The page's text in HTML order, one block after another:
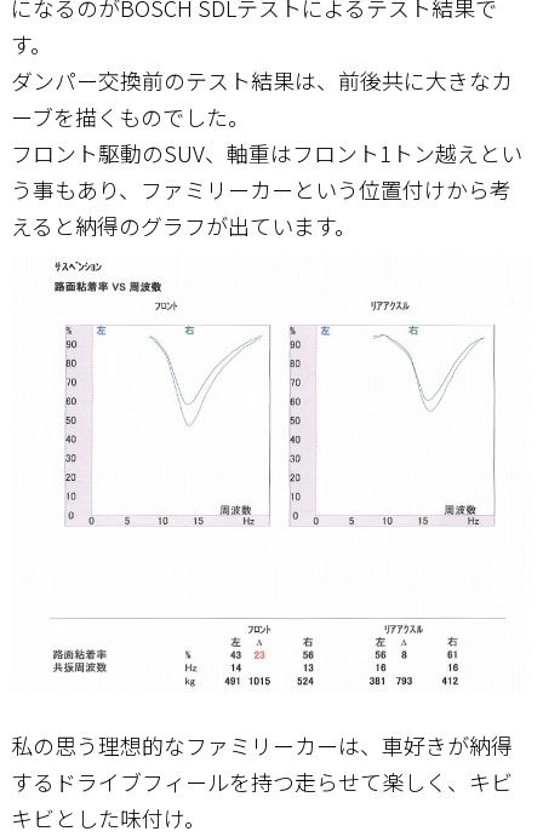
になるのがBOSCH SDLテストによるテスト結果で
す。
ダンパー交換前のテスト結果は、前後共に大きなカ
ーブを描くものでした。
フロント駆動のSUV、軸重はフロント1トン越えとい
う事もあり、ファミリーカーという位置付けから考
えると納得のグラフが出ています。
私の思う理想的なファミリーカーは、車好きが納得
するドライブフィールを持つ走らせて楽しく、キビ
キビとした味付け。